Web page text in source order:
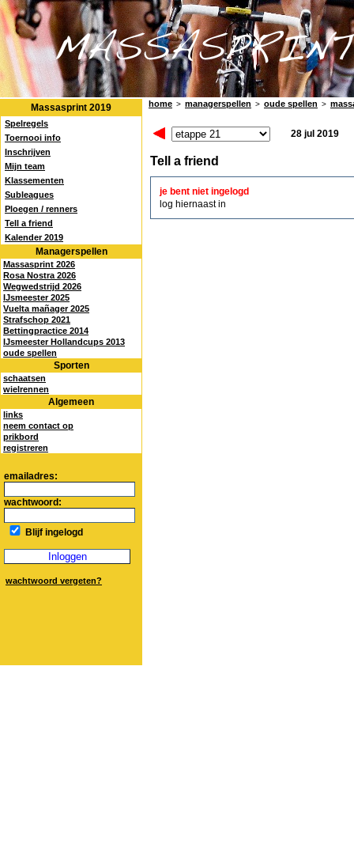
Massasprint 2019
Spelregels
Toernooi info
Inschrijven
Mijn team
Klassementen
Subleagues
Ploegen / renners
Tell a friend
Kalender 2019
Managerspellen
Massasprint 2026
Rosa Nostra 2026
Wegwedstrijd 2026
IJsmeester 2025
Vuelta mañager 2025
Strafschop 2021
Bettingpractice 2014
IJsmeester Hollandcups 2013
oude spellen
Sporten
schaatsen
wielrennen
Algemeen
links
neem contact op
prikbord
registreren
emailadres:
wachtwoord:
Blijf ingelogd
wachtwoord vergeten?
home > managerspellen > oude spellen >
28 jul 2019
Tell a friend
je bent niet ingelogd
log hiernaast in